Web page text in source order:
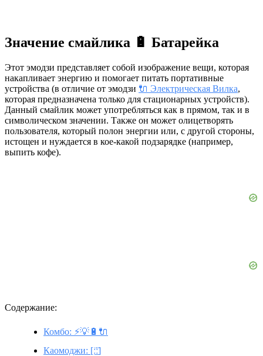
Значение смайлика 🔋 Батарейка
Этот эмодзи представляет собой изображение вещи, которая
накапливает энергию и помогает питать портативные
устройства (в отличие от эмодзи 🔌 Электрическая Вилка,
которая предназначена только для стационарных устройств).
Данный смайлик может употребляться как в прямом, так и в
символическом значении. Также он может олицетворять
пользователя, который полон энергии или, с другой стороны,
истощен и нуждается в кое-какой подзарядке (например,
выпить кофе).
Содержание:
Комбо: ⚡💡🔋🔌
Каомоджи: [ː̠̈ː̠̈]